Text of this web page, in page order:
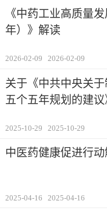
《中药工业高质量
年）》解读
2026-02-09 2026-02-09
关于《中共中央关
五个五年规划的建
2025-10-29 2025-10-29
中医药健康促进行
2025-04-16 2025-04-16